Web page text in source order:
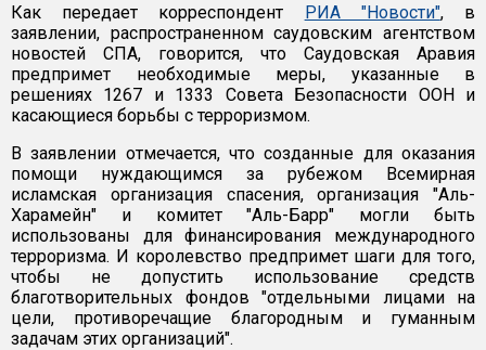
Как передает корреспондент РИА "Новости", в
заявлении, распространенном саудовским агентством
новостей СПА, говорится, что Саудовская Аравия
предпримет необходимые меры, указанные в
решениях 1267 и 1333 Совета Безопасности ООН и
касающиеся борьбы с терроризмом.
В заявлении отмечается, что созданные для оказания
помощи нуждающимся за рубежом Всемирная
исламская организация спасения, организация "Аль-
Харамейн" и комитет "Аль-Барр" могли быть
использованы для финансирования международного
терроризма. И королевство предпримет шаги для того,
чтобы не допустить использование средств
благотворительных фондов "отдельными лицами на
цели, противоречащие благородным и гуманным
задачам этих организаций".